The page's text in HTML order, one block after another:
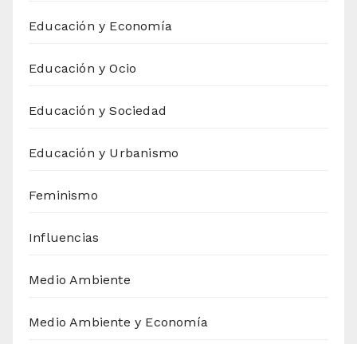
Educación y Economía
Educación y Ocio
Educación y Sociedad
Educación y Urbanismo
Feminismo
Influencias
Medio Ambiente
Medio Ambiente y Economía